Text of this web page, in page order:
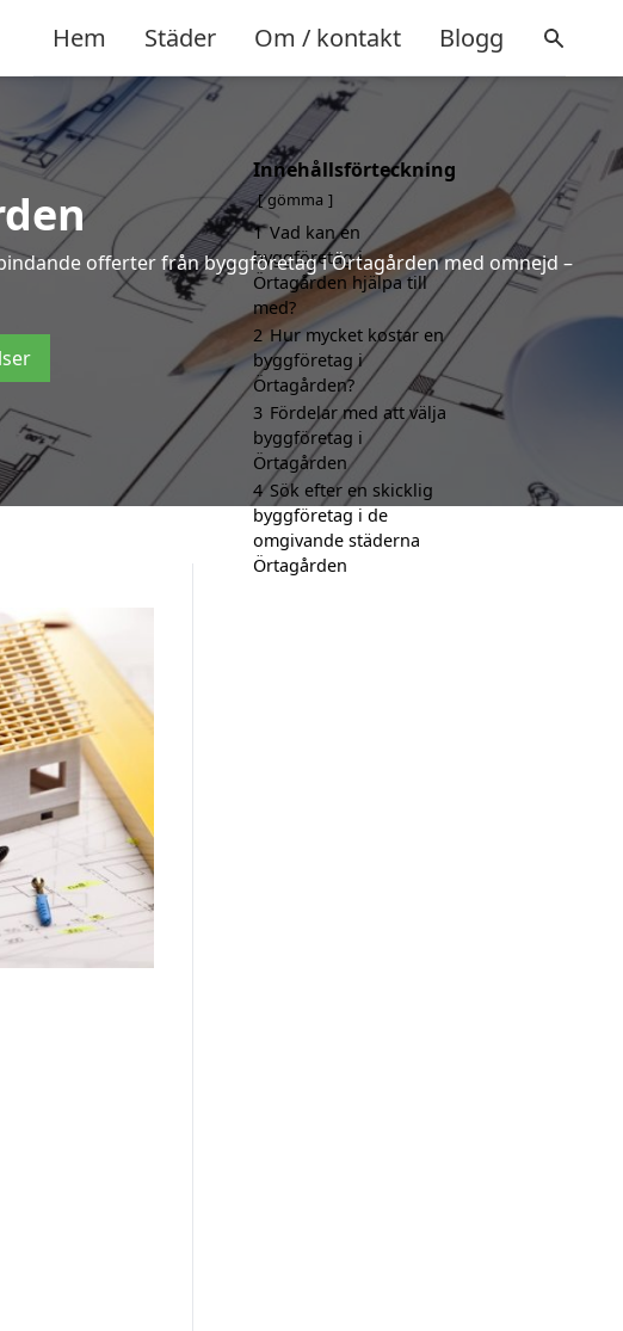
Hem Städer Om / kontakt Blogg
offerter från byggföretag i Örtagården med omnejd –
Innehållsförteckning
gömma
1 Vad kan en
byggföretag i
Örtagården hjälpa till
med?
2 Hur mycket kostar en
byggföretag i
Örtagården?
3 Fördelar med att välja
byggföretag i
Örtagården
4 Sök efter en skicklig
byggföretag i de
omgivande städerna
Örtagården